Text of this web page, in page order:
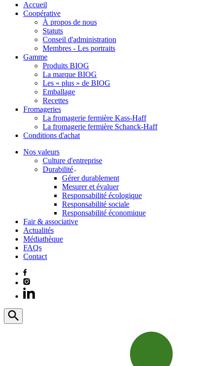
Accueil
Coopérative
À propos de nous
Statuts
Conseil d'administration
Membres - Les portraits
Gamme
Produits BIOG
La marque BIOG
Les « plus » de BIOG
Emballage
Recettes
Fromageries
La fromagerie fermière Kass-Haff
La fromagerie fermière Schanck-Haff
Conditions d'achat
Nos valeurs
Culture d'entreprise
Durabilité
Gérer durablement
Mesurer et évaluer
Responsabilité écologique
Responsabilité sociale
Responsabilité économique
Fair & associative
Actualités
Médiathèque
FAQs
Contact